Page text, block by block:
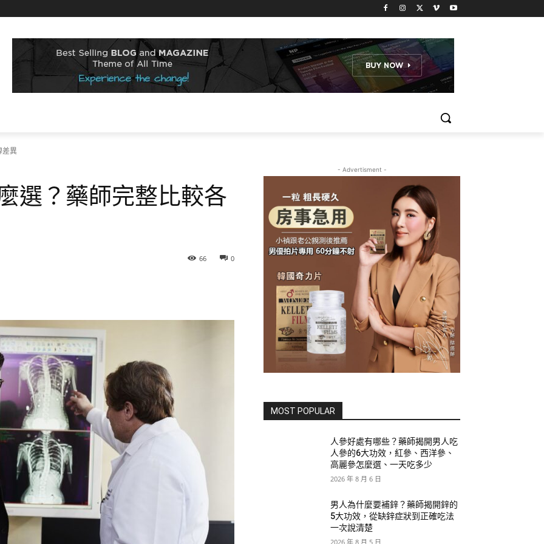
差異
選？藥師完整比較各
0
66
- Advertisment -
MOST POPULAR
人參好處有哪些？藥師揭開男人吃
人參的6大功效，紅參、西洋參、
高麗參怎麼選、一天吃多少
2026 年 8 月 6 日
男人為什麼要補鋅？藥師揭開鋅的
5大功效，從缺鋅症狀到正確吃法
一次說清楚
2026 年 8 月 5 日